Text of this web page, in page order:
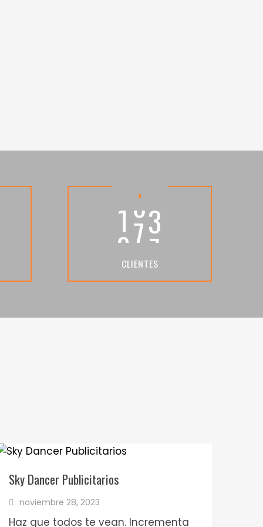
1
2
8
9
0
1
2
9
8
2
6
1
5
CLIENTES
Sky Dancer Publicitarios
noviembre 28, 2023
Haz que todos te vean. Incrementa